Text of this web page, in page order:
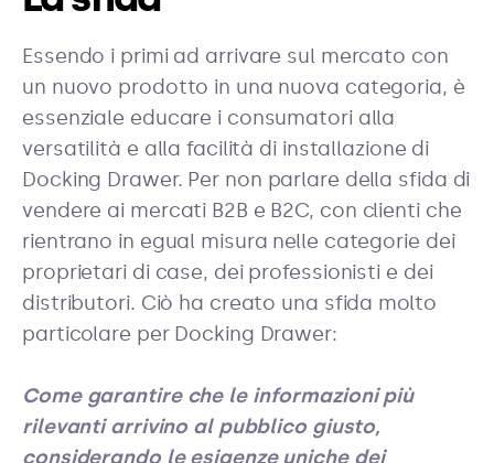
Essendo i primi ad arrivare sul mercato con
un nuovo prodotto in una nuova categoria, è
essenziale educare i consumatori alla
versatilità e alla facilità di installazione di
Docking Drawer. Per non parlare della sfida di
vendere ai mercati B2B e B2C, con clienti che
rientrano in egual misura nelle categorie dei
proprietari di case, dei professionisti e dei
distributori. Ciò ha creato una sfida molto
particolare per Docking Drawer:
Come garantire che le informazioni più
rilevanti arrivino al pubblico giusto,
considerando le esigenze uniche dei